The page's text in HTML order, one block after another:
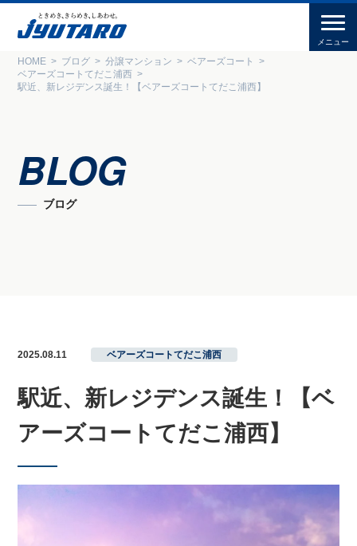
HOME ブログ 分譲マンション
ベアーズコート
ベアーズコートてだこ浦西
駅近、新レジデンス誕⽣！【ベアーズコートてだこ浦西】
BLOG
ブログ
2025.08.11 ベアーズコートてだこ浦西
駅近、新レジデンス誕⽣！【ベ
アーズコートてだこ浦西】